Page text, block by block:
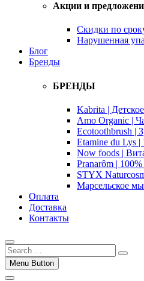
Акции и
Скидки по
Нарушенная
Блог
Бренды
БРЕНДЫ
Kabrita |
Amo Organic |
Ecotoothbrush |
Etamine du Lys |
Now foods |
Pranarôm |
STYX
Марсельское
Оплата
Доставка
Контакты
Menu Button